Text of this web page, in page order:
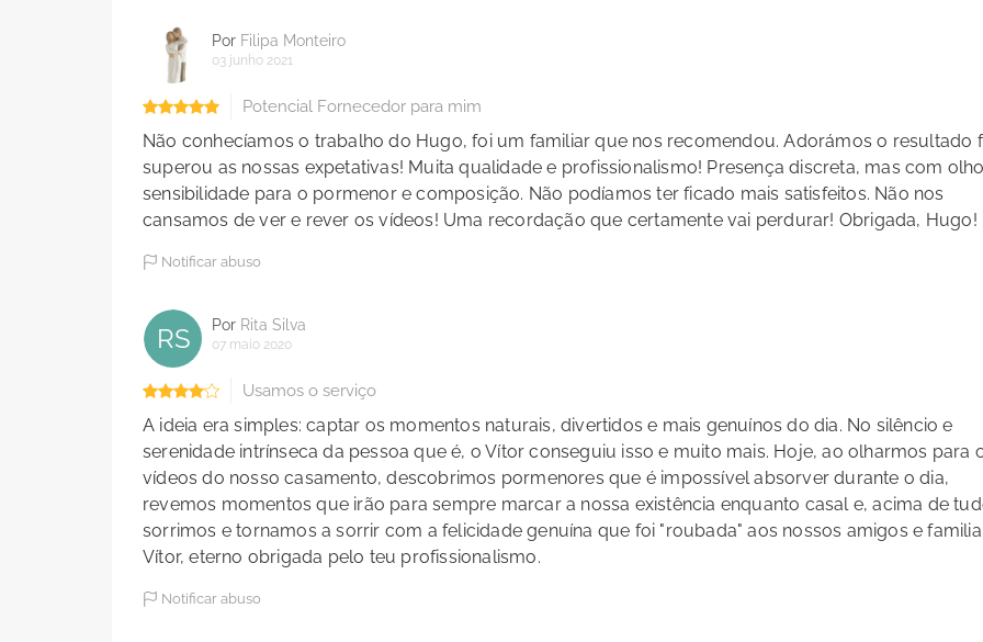
Por Filipa Monteiro
03 junho 2021
Potencial Fornecedor para mim
Não conhecíamos o trabalho do Hugo, foi um familiar que nos recomendou. Adorámos o resultado
superou as nossas expetativas! Muita qualidade e profissionalismo! Presença discreta, mas com
sensibilidade para o pormenor e composição. Não podíamos ter ficado mais satisfeitos. Não nos
cansamos de ver e rever os vídeos! Uma recordação que certamente vai perdurar! Obrigada, Hugo!
Notificar abuso
RS Por Rita Silva
07 maio 2020
Usamos o serviço
A ideia era simples: captar os momentos naturais, divertidos e mais genuínos do dia. No silêncio e
serenidade intrínseca da pessoa que é, o Vítor conseguiu isso e muito mais. Hoje, ao olharmos para
vídeos do nosso casamento, descobrimos pormenores que é impossível absorver durante o dia,
revemos momentos que irão para sempre marcar a nossa existência enquanto casal e, acima de
sorrimos e tornamos a sorrir com a felicidade genuína que foi "roubada" aos nossos amigos e
Vítor, eterno obrigada pelo teu profissionalismo.
Notificar abuso